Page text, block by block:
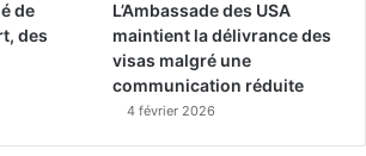
de
des
L’Ambassade des USA
maintient la délivrance des
visas malgré une
communication réduite
4 février 2026